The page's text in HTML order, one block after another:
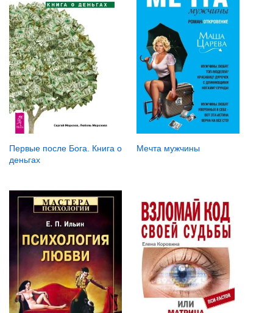
Первые после Бога. Книга о
деньгах
Мечта мужчины